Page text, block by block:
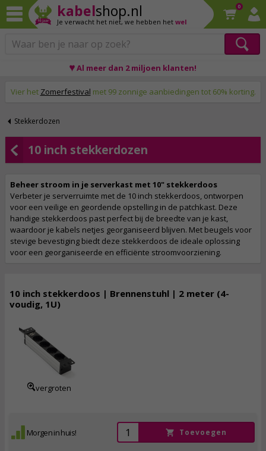
kabelshop.nl
Je verwacht het niet, we hebben het wel
0
♥ Al meer dan 2 miljoen klanten!
Vier het Zomerfestival met 99 zonnige aanbiedingen tot 60% korting.
Stekkerdozen
10 inch stekkerdozen
Beheer stroom in je serverkast met 10" stekkerdoos
Verbeter je serverruimte met de 10 inch stekkerdoos, ontworpen
voor een veilige en geordende opstelling in de patchkast. Deze
handige stekkerdoos past perfect bij de breedte van je kast,
waardoor je kabels netjes georganiseerd blijven. Met beugels voor
stevige bevestiging biedt deze stekkerdoos de ideale oplossing
voor een georganiseerde en efficiënte stroomvoorziening.
10 inch stekkerdoos | Brennenstuhl | 2 meter (4-
voudig, 1U)
vergroten
Morgen in huis! Toevoegen